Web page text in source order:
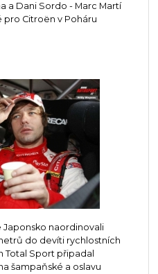
a Dani Sordo - Marc Martí
pro Citroën v Poháru
Japonsko naordinovali
do devíti rychlostních
Total Sport připadal
šampaňské a oslavu